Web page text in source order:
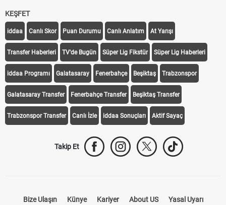
KEŞFET
iddaa Canlı Skor Puan Durumu Canlı Anlatım At Yarışı
Transfer Haberleri TV'de Bugün Süper Lig Fikstür Süper Lig Haberleri
iddaa Programı Galatasaray Fenerbahçe Beşiktaş Trabzonspor
Galatasaray Transfer Fenerbahçe Transfer Beşiktaş Transfer
Trabzonspor Transfer Canlı İzle iddaa Sonuçları Aktif Sayaç
Takip Et
Bize Ulaşın Künye Kariyer About US Yasal Uyarı